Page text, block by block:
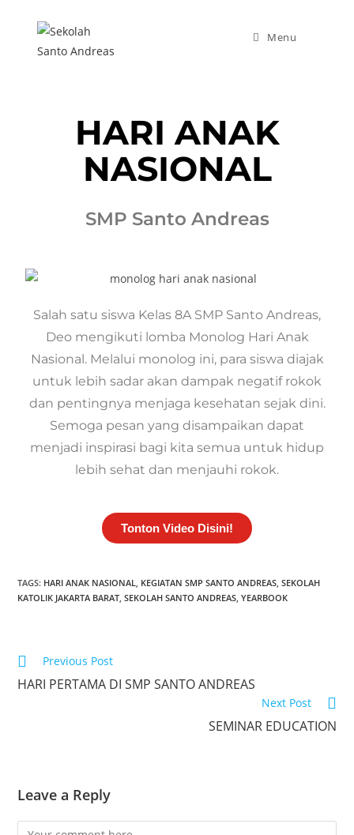
Menu
HARI ANAK
NASIONAL
SMP Santo Andreas
Salah satu siswa Kelas 8A SMP Santo Andreas,
Deo mengikuti lomba Monolog Hari Anak
Nasional. Melalui monolog ini, para siswa diajak
untuk lebih sadar akan dampak negatif rokok
dan pentingnya menjaga kesehatan sejak dini.
Semoga pesan yang disampaikan dapat
menjadi inspirasi bagi kita semua untuk hidup
lebih sehat dan menjauhi rokok.
Tonton Video Disini!
TAGS: HARI ANAK NASIONAL KEGIATAN SMP SANTO ANDREAS SEKOLAH
KATOLIK JAKARTA BARAT SEKOLAH SANTO ANDREAS YEARBOOK
Previous Post
HARI PERTAMA DI SMP SANTO ANDREAS
Next Post
SEMINAR EDUCATION
Leave a Reply